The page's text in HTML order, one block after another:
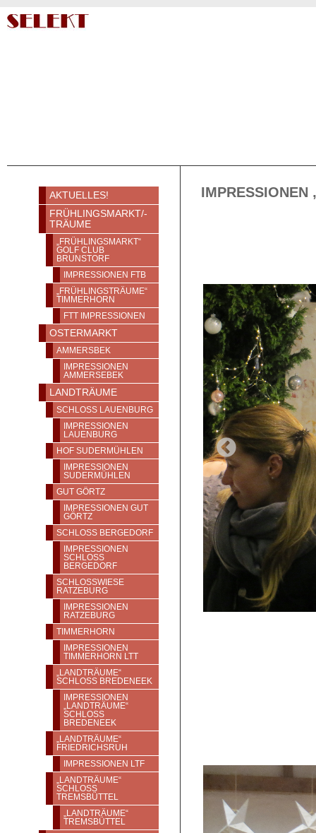
AKTUELLES!
FRÜHLINGSMARKT/-
TRÄUME
„FRÜHLINGSMARKT“
GOLF CLUB
BRUNSTORF
IMPRESSIONEN FTB
„FRÜHLINGSTRÄUME“
TIMMERHORN
FTT IMPRESSIONEN
OSTERMARKT
AMMERSBEK
IMPRESSIONEN
AMMERSEBEK
LANDTRÄUME
SCHLOSS LAUENBURG
IMPRESSIONEN
LAUENBURG
HOF SUDERMÜHLEN
IMPRESSIONEN
SUDERMÜHLEN
GUT GÖRTZ
IMPRESSIONEN GUT
GÖRTZ
SCHLOSS BERGEDORF
IMPRESSIONEN
SCHLOSS
BERGEDORF
SCHLOSSWIESE
RATZEBURG
IMPRESSIONEN
RATZEBURG
TIMMERHORN
IMPRESSIONEN
TIMMERHORN LTT
„LANDTRÄUME“
SCHLOSS BREDENEEK
IMPRESSIONEN
„LANDTRÄUME“
SCHLOSS
BREDENEEK
„LANDTRÄUME“
FRIEDRICHSRUH
IMPRESSIONEN LTF
„LANDTRÄUME“
SCHLOSS T
REMSBÜTTEL
„LANDTRÄUME“
TREMSBÜTTEL
IMPRESSIONEN